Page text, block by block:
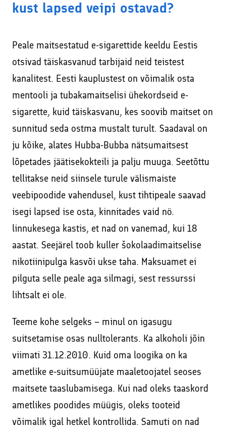
kust lapsed veipi ostavad?
Peale maitsestatud e-sigarettide keeldu Eestis
otsivad täiskasvanud tarbijaid neid teistest
kanalitest. Eesti kauplustest on võimalik osta
mentooli ja tubakamaitselisi ühekordseid e-
sigarette, kuid täiskasvanu, kes soovib maitset on
sunnitud seda ostma mustalt turult. Saadaval on
ju kõike, alates Hubba-Bubba nätsumaitsest
lõpetades jäätisekokteili ja palju muuga. Seetõttu
tellitakse neid siinsele turule välismaiste
veebipoodide vahendusel, kust tihtipeale saavad
isegi lapsed ise osta, kinnitades vaid nö.
linnukesega kastis, et nad on vanemad, kui 18
aastat. Seejärel toob kuller šokolaadimaitselise
nikotiinipulga kasvõi ukse taha. Maksuamet ei
pilguta selle peale aga silmagi, sest ressurssi
lihtsalt ei ole.
Teeme kohe selgeks – minul on igasugu
suitsetamise osas nulltolerants. Ka alkoholi jõin
viimati 31.12.2010. Kuid oma loogika on ka
ametlike e-suitsumüüjate maaletoojatel seoses
maitsete taaslubamisega. Kui nad oleks taaskord
ametlikes poodides müügis, oleks tooteid
võimalik igal hetkel kontrollida. Samuti on nad